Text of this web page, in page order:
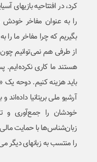
را به عنوان مفاخر خودش
بگیریم که چرا مفاخر ما را
از طرفی هم نمی‌توانیم
هستند ما کاری نکرده‌ایم.
آرشیو ملی بریتانیا
خودشان را جمع‌آوری و
زبان‌شناس‌ها با حمایت
را منتسب به زبانهای دیگر